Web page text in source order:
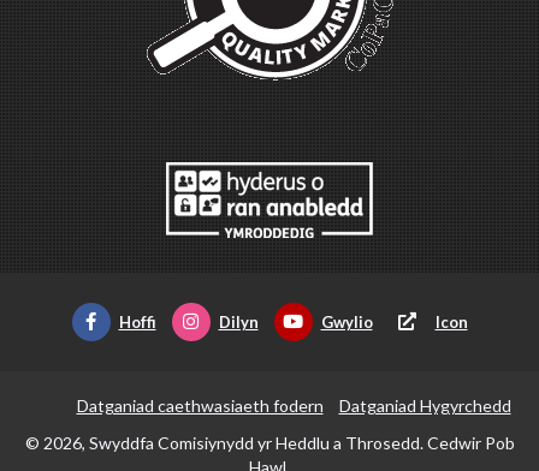
Hoffi Dilyn Gwylio Icon
Datganiad caethwasiaeth fodern
Datganiad Hygyrchedd
© 2026, Swyddfa Comisiynydd yr Heddlu a Throsedd. Cedwir Pob